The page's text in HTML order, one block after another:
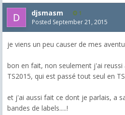
djsmasm 1
Posted September 21, 2015
je viens un peu causer de mes
bon en fait, non seulement j'ai reussi
TS2015, qui est passé tout seul en
et j'ai aussi fait ce dont je parlais, a
bandes de labels.....!